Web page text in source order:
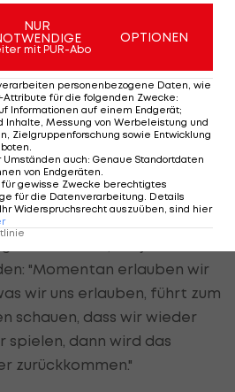
nie schön, wenn man
muss. Momentan ist es so,
gleich mit einem
erläutertAlexander
daran, dass man auch
Hochs bisweilen
"Momentan erlauben wir
wir uns erlauben, führt zum
schauen, dass wir wieder
dann wird das
zurückkommen."
NUR
mit PUR-Abo
OPTIONEN
personenbezogene Daten, wie
Attribute für die folgenden Zwecke:
Informationen auf einem Endgerät;
Inhalte, Messung von Werbeleistung und
Zielgruppenforschung sowie Entwicklung
.
auch: Genaue Standortdaten
von Endgeräten.
gewisse Zwecke berechtigtes
für die Datenverarbeitung. Details
Widerspruchsrecht auszuüben, sind hier